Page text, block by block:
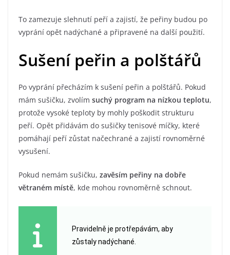
To zamezuje slehnutí peří a zajistí, že peřiny budou po
vyprání opět nadýchané a připravené na další použití.
Sušení peřin a polštářů
Po vyprání přecházím k sušení peřin a polštářů. Pokud
mám sušičku, zvolím suchý program na nízkou teplotu,
protože vysoké teploty by mohly poškodit strukturu
peří. Opět přidávám do sušičky tenisové míčky, které
pomáhají peří zůstat načechrané a zajistí rovnoměrné
vysušení.
Pokud nemám sušičku, zavěsím peřiny na dobře
větraném místě, kde mohou rovnoměrně schnout.
Pravidelně je protřepávám, aby
zůstaly nadýchané.